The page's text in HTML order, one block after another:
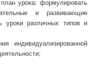
урока; формулировать
и развивающие
уроки различных типов и
индивидуализированной